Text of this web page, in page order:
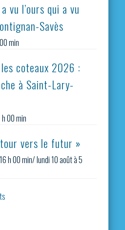
vu l’ours qui a vu
Savès
min
les coteaux 2026 :
à Saint-Lary-
00 min
vers le futur »
h 00 min/lundi 10 août à 5